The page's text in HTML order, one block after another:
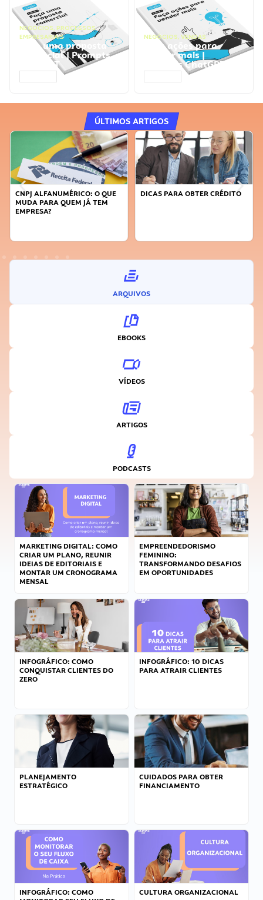
NEGÓCIOS, PROCESSOS
EMPRESARIAIS
Faça uma proposta
comercial | Prompts
ChatGPT
NEGÓCIOS, VENDAS
Faça ações para
vender mais |
Prompts ChatGPT
ÚLTIMOS ARTIGOS
DICAS PARA OBTER CRÉDITO
FAÇA A DIFERENÇA: SEJA
ARQUIVOS
EBOOKS
VÍDEOS
ARTIGOS
PODCASTS
MARKETING DIGITAL: COMO
CRIAR UM PLANO, REUNIR
IDEIAS DE EDITORIAIS E
MONTAR UM CRONOGRAMA
MENSAL
EMPREENDEDORISMO
FEMININO:
TRANSFORMANDO DESAFIOS
EM OPORTUNIDADES
INFOGRÁFICO: COMO
CONQUISTAR CLIENTES DO
ZERO
INFOGRÁFICO: 10 DICAS
PARA ATRAIR CLIENTES
PLANEJAMENTO
ESTRATÉGICO
CUIDADOS PARA OBTER
FINANCIAMENTO
INFOGRÁFICO: COMO
CULTURA ORGANIZACIONAL